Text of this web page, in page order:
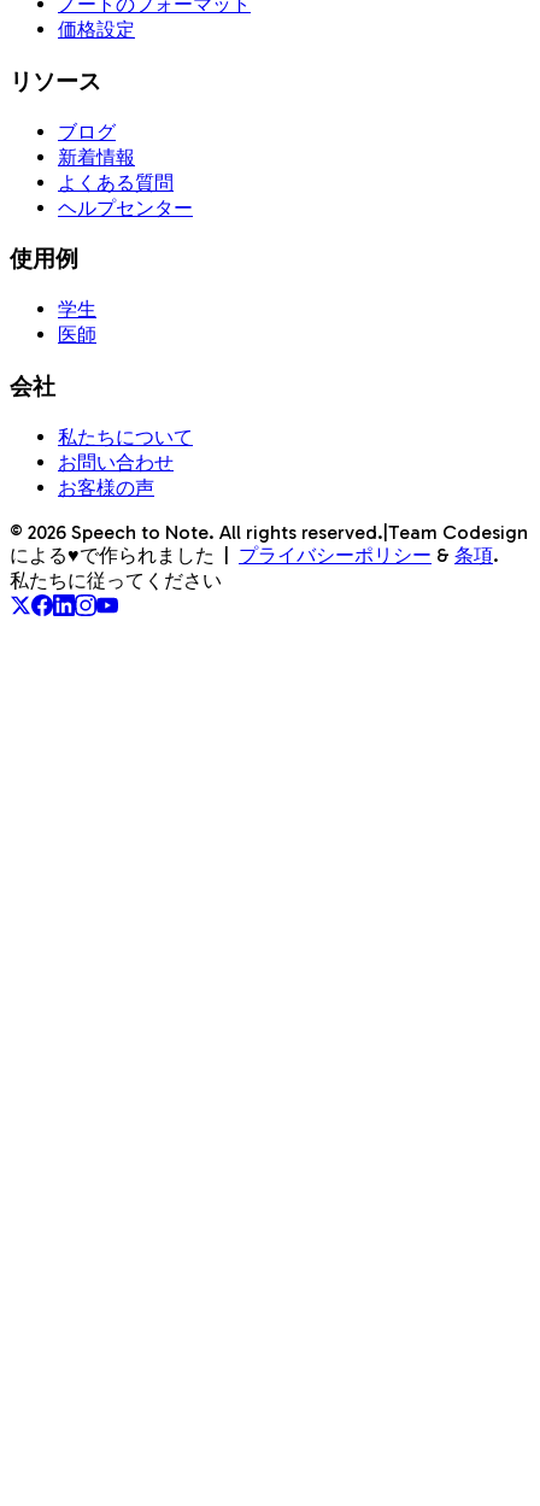
価格設定
リソース
ブログ
新着情報
よくある質問
ヘルプセンター
使用例
学生
医師
会社
私たちについて
お問い合わせ
お客様の声
© 2026 Speech to Note. All rights reserved. Team Codesign
による♥で作られました
プライバシーポリシー & 条項.
私たちに従ってください